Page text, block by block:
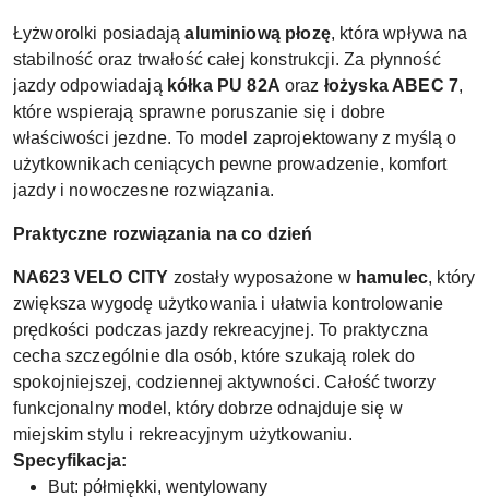
Łyżworolki posiadają aluminiową płozę, która wpływa na
stabilność oraz trwałość całej konstrukcji. Za płynność
jazdy odpowiadają kółka PU 82A oraz łożyska ABEC 7,
które wspierają sprawne poruszanie się i dobre
właściwości jezdne. To model zaprojektowany z myślą o
użytkownikach ceniących pewne prowadzenie, komfort
jazdy i nowoczesne rozwiązania.
Praktyczne rozwiązania na co dzień
NA623 VELO CITY zostały wyposażone w hamulec, który
zwiększa wygodę użytkowania i ułatwia kontrolowanie
prędkości podczas jazdy rekreacyjnej. To praktyczna
cecha szczególnie dla osób, które szukają rolek do
spokojniejszej, codziennej aktywności. Całość tworzy
funkcjonalny model, który dobrze odnajduje się w
miejskim stylu i rekreacyjnym użytkowaniu.
Specyfikacja:
But: półmiękki, wentylowany